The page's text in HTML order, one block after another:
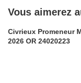
Vous aimerez
Civrieux Promeneur Mercredi 5 aout
2026 OR 24020223